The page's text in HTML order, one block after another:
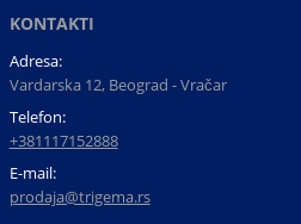
KONTAKTI
Adresa:
Vardarska 12, Beograd - Vračar
Telefon:
+381117152888
E-mail:
prodaja@trigema.rs